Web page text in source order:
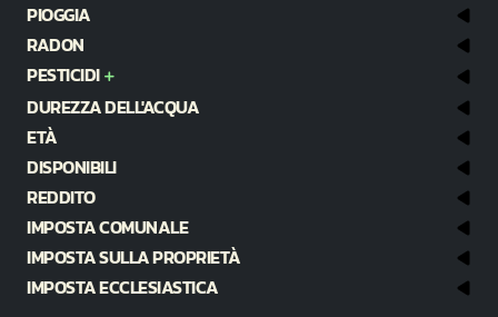
PIOGGIA
RADON
PESTICIDI
DUREZZA DELL'ACQUA
ETÀ
DISPONIBILI
REDDITO
IMPOSTA COMUNALE
IMPOSTA SULLA PROPRIETÀ
IMPOSTA ECCLESIASTICA